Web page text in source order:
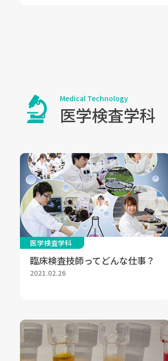
Medical Technology
医学検査学科
医学検査学科
臨床検査技師ってどんな仕事？
2021.02.26